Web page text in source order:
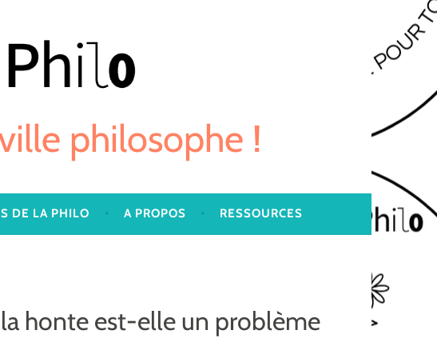
philosophe !
DE LA PHILO A PROPOS RESSOURCES
honte est-elle un problème